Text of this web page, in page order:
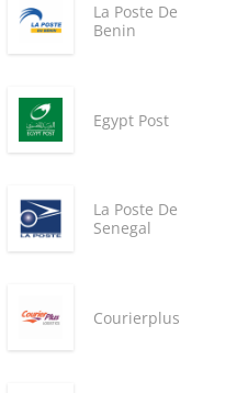
La Poste De
Benin
Egypt Post
La Poste De
Senegal
Courierplus